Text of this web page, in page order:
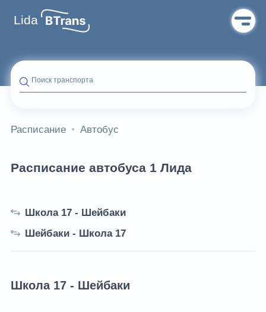
Lida
Поиск транспорта
Расписание Автобус
Расписание автобуса 1 Лида
Школа 17 - Шейбаки
Шейбаки - Школа 17
Школа 17 - Шейбаки